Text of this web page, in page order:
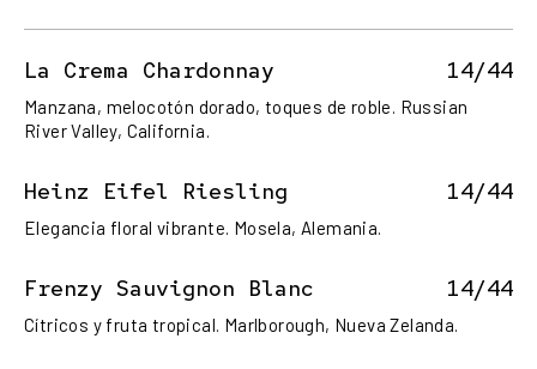
La Crema Chardonnay 14/44
Manzana, melocotón dorado, toques de roble. Russian
River Valley, California.
Heinz Eifel Riesling 14/44
Elegancia floral vibrante. Mosela, Alemania.
Frenzy Sauvignon Blanc 14/44
Cítricos y fruta tropical. Marlborough, Nueva Zelanda.